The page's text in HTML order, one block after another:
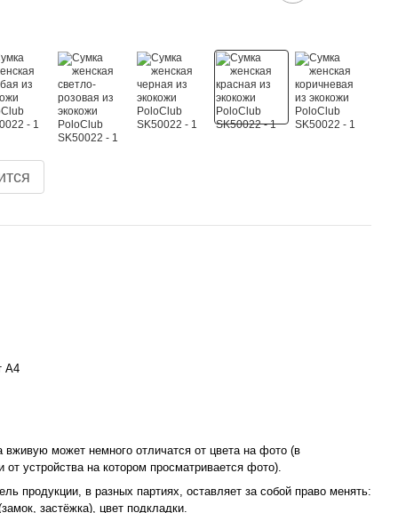
А4
вживую может немного отличатся от цвета на фото (в
от устройства на котором просматривается фото).
продукции, в разных партиях, оставляет за собой право менять:
застёжка), цвет подкладки.